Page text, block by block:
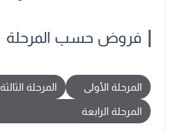
فروض حسب المرحلة
المرحلة الأولى المرحلة الثالثة
المرحلة الرابعة